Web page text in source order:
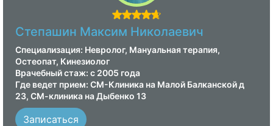
Степашин Максим Николаевич
Специализация: Невролог, Мануальная терапия,
Остеопат, Кинезиолог
Врачебный стаж: с 2005 года
Где ведет прием: СМ-Клиника на Малой Балканской д
23, СМ-клиника на Дыбенко 13
Записаться